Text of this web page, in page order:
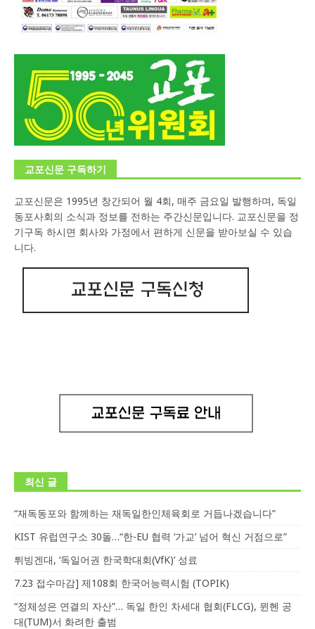
교포신문 구독하기
교포신문은 1995년 창간되어 월 4회, 매주 금요일 발행하며, 독일
동포사회의 소식과 정보를 전하는 주간신문입니다. 교포신문을 정
기구독 하시면 회사와 가정에서 편하게 신문을 받아보실 수 있습
니다.
최신 글
“재독동포와 함께하는 재독일한인체육회로 거듭나겠습니다”
KIST 유럽연구소 30돌…“한-EU 협력 ‘가교’ 넘어 혁신 거점으로”
튀빙겐대, ‘독일어권 한국학대회(VfK)’ 성료
7.23 접수마감] 제108회 한국어능력시험 (TOPIK)
“정체성은 연결의 자산”… 독일 한인 차세대 협회(FLCG), 뮌헨 공
대(TUM)서 화려한 출범